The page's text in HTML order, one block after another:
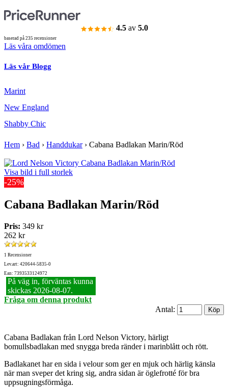
4.5 av 5.0
baserad på 235 recensioner
Läs våra omdömen
Läs vår Blogg
Marint
New England
Shabby Chic
Hem › Bad › Handdukar› Cabana Badlakan Marin/Röd
Visa bild i full storlek
-25%
Cabana Badlakan Marin/Röd
Pris: 349 kr
262 kr
1 Recensioner
Lev.art: 420644-5835-0
Ean: 7393533124972
På väg in, förväntas kunna
skickas 2026‑08‑07.
Fråga om denna produkt
Antal:
Cabana Badlakan från Lord Nelson Victory, härligt
bomullsbadlakan med snygga breda ränder i marinblått och rött.
Badlakanet har en sida i velour som ger en mjuk och härlig känsla
när man sveper det kring sig, andra sidan är öglefrotté för bra
uppsugningsförmåga.